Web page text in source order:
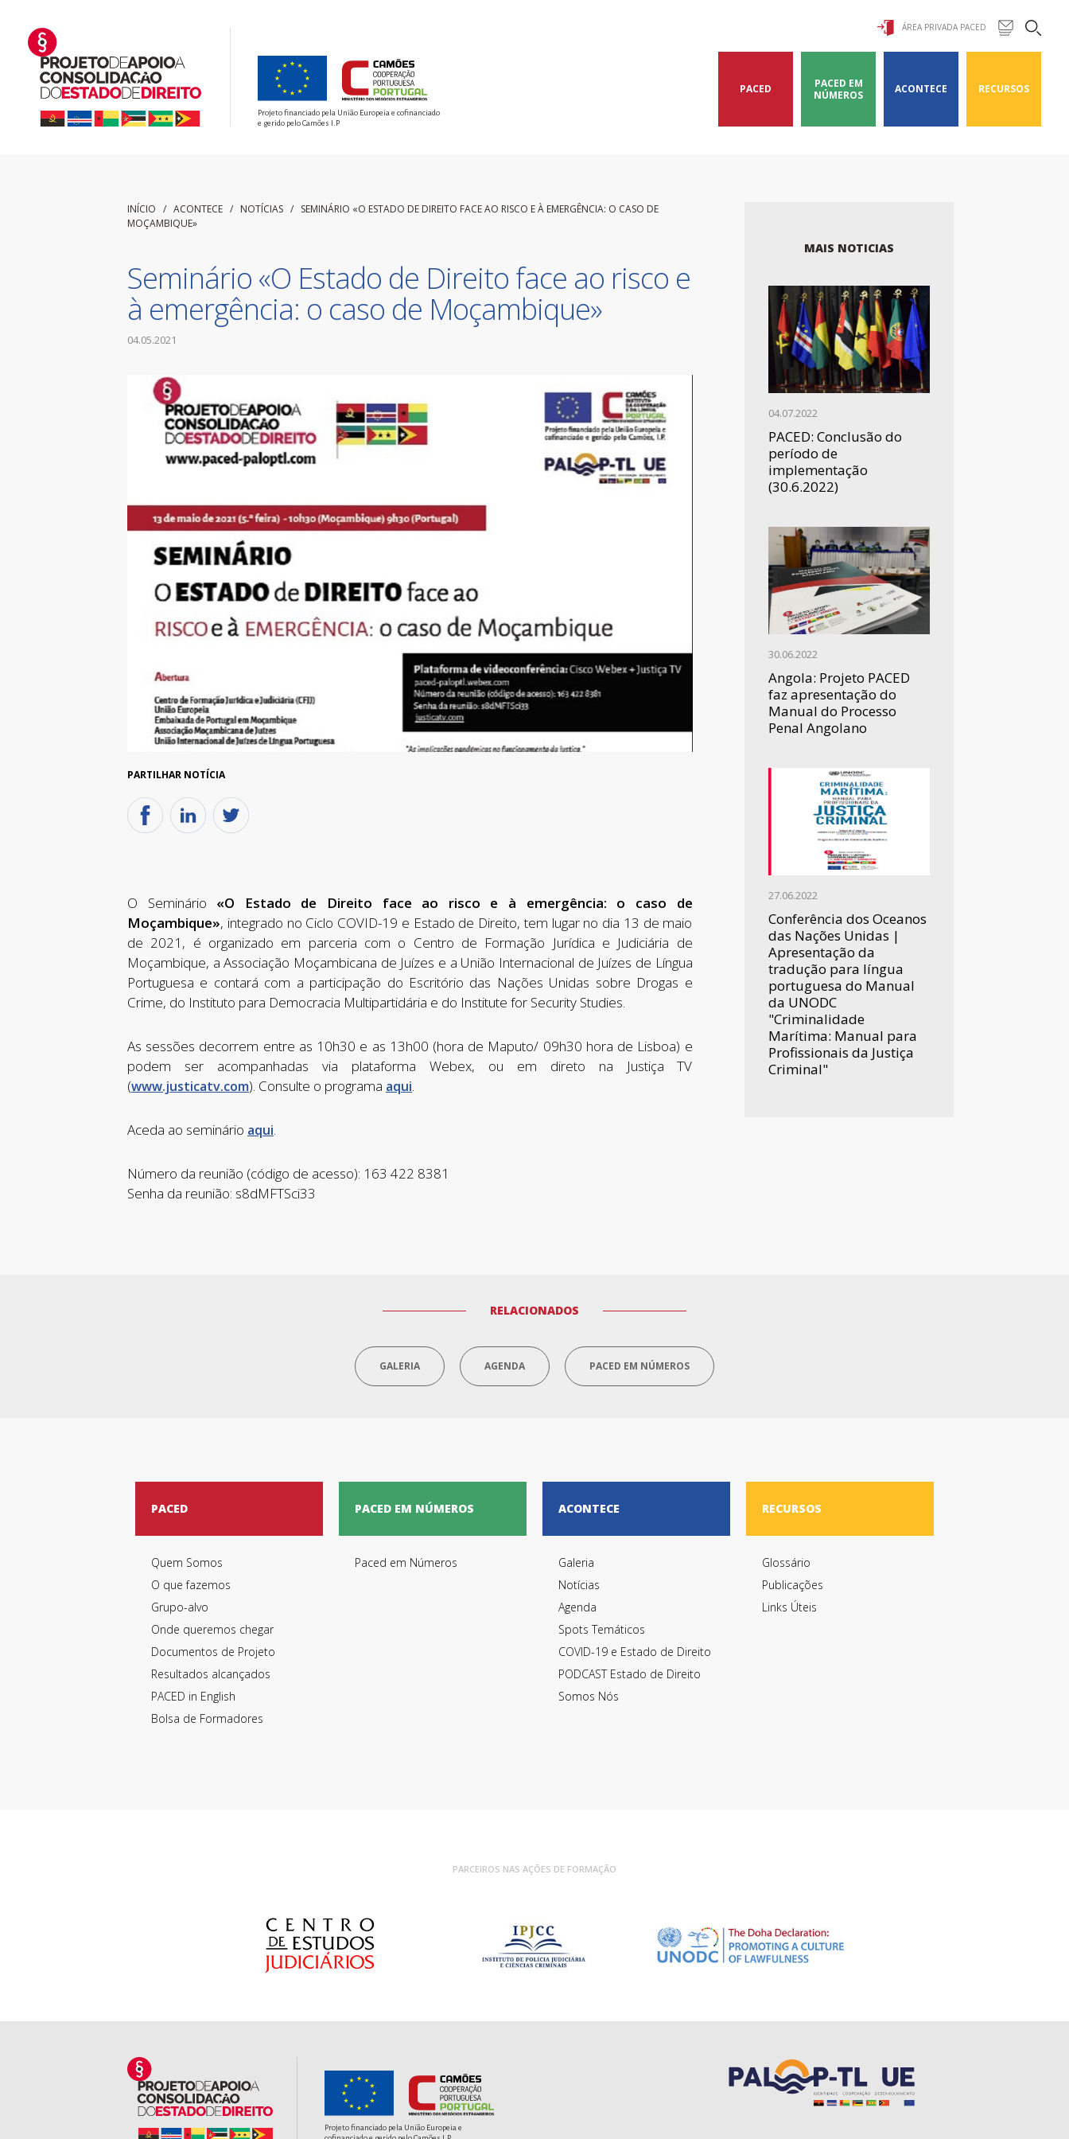
Projeto financiado pela União Europeia e cofinanciado
e gerido pelo Camões I.P
ÁREA PRIVADA PACED
PACED
PACED EM
NÚMEROS
ACONTECE RECURSOS
INÍCIO / ACONTECE / NOTÍCIAS / SEMINÁRIO «O ESTADO DE DIREITO FACE AO RISCO E À EMERGÊNCIA: O CASO DE
MOÇAMBIQUE»
Seminário «O Estado de Direito face ao risco e
à emergência: o caso de Moçambique»
04.05.2021
PARTILHAR NOTÍCIA
O Seminário «O Estado de Direito face ao risco e à emergência: o caso de
Moçambique», integrado no Ciclo COVID-19 e Estado de Direito, tem lugar no dia 13 de maio
de 2021, é organizado em parceria com o Centro de Formação Jurídica e Judiciária de
Moçambique, a Associação Moçambicana de Juízes e a União Internacional de Juízes de Língua
Portuguesa e contará com a participação do Escritório das Nações Unidas sobre Drogas e
Crime, do Instituto para Democracia Multipartidária e do Institute for Security Studies.
As sessões decorrem entre as 10h30 e as 13h00 (hora de Maputo/ 09h30 hora de Lisboa) e
podem ser acompanhadas via plataforma Webex, ou em direto na Justiça TV
(www.justicatv.com). Consulte o programa aqui
Aceda ao seminário aqui
Número da reunião (código de acesso): 163 422 8381
Senha da reunião: s8dMFTSci33
MAIS NOTICIAS
04.07.2022
PACED: Conclusão do
período de
implementação
(30.6.2022)
30.06.2022
Angola: Projeto PACED
faz apresentação do
Manual do Processo
Penal Angolano
27.06.2022
Conferência dos Oceanos
das Nações Unidas |
Apresentação da
tradução para língua
portuguesa do Manual
da UNODC
"Criminalidade
Marítima: Manual para
Profissionais da Justiça
Criminal"
RELACIONADOS
GALERIA AGENDA PACED EM NÚMEROS
PACED
Quem Somos
O que fazemos
Grupo-alvo
Onde queremos chegar
Documentos de Projeto
Resultados alcançados
PACED in English
Bolsa de Formadores
PACED EM NÚMEROS
Paced em Números
ACONTECE
Galeria
Notícias
Agenda
Spots Temáticos
COVID-19 e Estado de Direito
PODCAST Estado de Direito
Somos Nós
RECURSOS
Glossário
Publicações
Links Úteis
PARCEIROS NAS AÇÕES DE FORMAÇÃO
Projeto financiado pela União Europeia e